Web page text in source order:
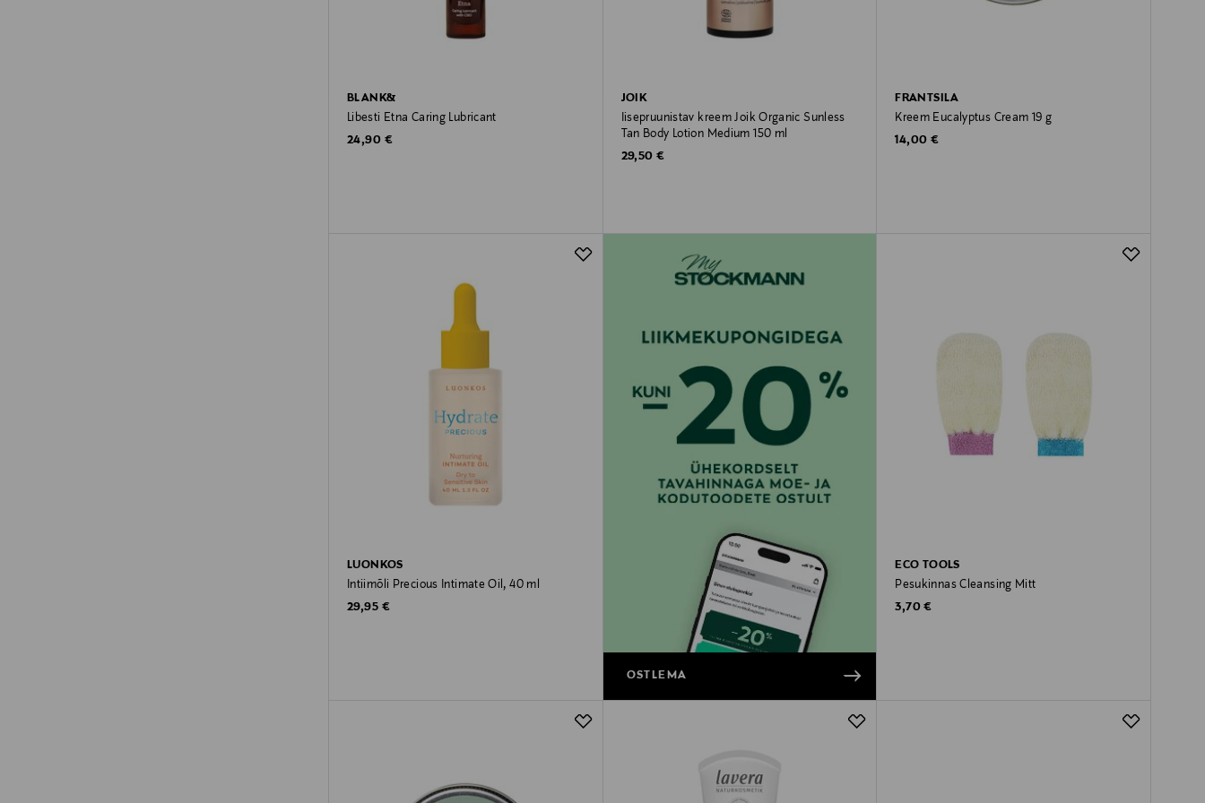
BLANK&
Libesti Etna Caring Lubricant
Original Price
24,90 €
JOIK
Iisepruunistav kreem Joik Organic Sunless
Tan Body Lotion Medium 150 ml
Original Price
29,50 €
FRANTSILA
Kreem Eucalyptus Cream 19 g
Original Price
14,00 €
LUONKOS
Intiimõli Precious Intimate Oil, 40 ml
Original Price
29,95 €
OSTLEMA
ECO TOOLS
Pesukinnas Cleansing Mitt
Original Price
3,70 €